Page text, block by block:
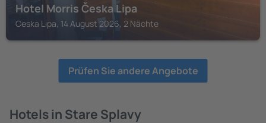
Hotel Morris Česka Lipa
Ceska Lipa, 14 August 2026, 2 Nächte
Prüfen Sie andere Angebote
Hotels in Stare Splavy